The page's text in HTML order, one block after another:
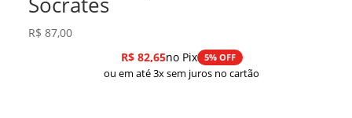
R$ 87,00
R$82,65no Pix 5% OFF
ou em até 3x sem juros no cartão